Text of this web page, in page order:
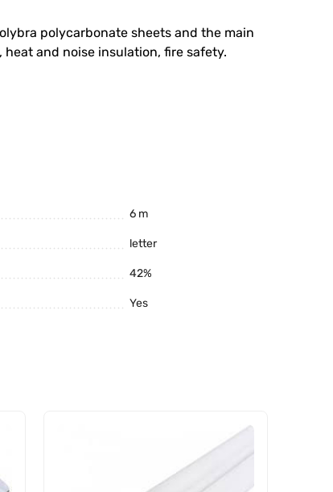
polycarbonate sheets and the main
and noise insulation, fire safety.
6 m
letter
42%
Yes